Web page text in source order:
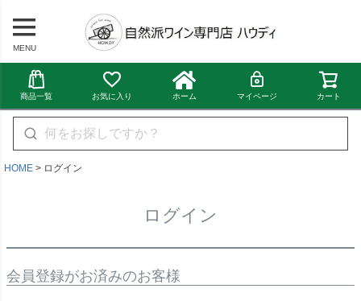
MENU
商品一覧 お気に入り ホーム マイページ カート
HOME ログイン
ログイン
会員登録がお済みのお客様